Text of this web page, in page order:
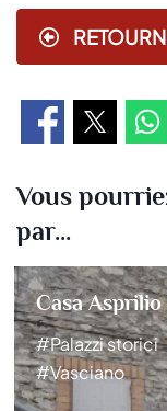
Vous
par...
Casa Asprilio
#Palazzi storici
#Vasciano